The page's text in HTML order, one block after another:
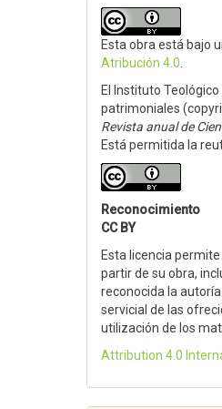
Esta obra está bajo
Atribución 4.0
El Instituto
patrimoniales
Revista anual de
Está permitida la
Reconocimiento
CC BY
Esta licencia
partir de su obra,
reconocida la
servicial de las
utilización de los
Attribution 4.0